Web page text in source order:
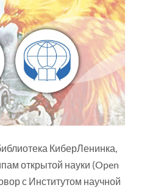
КиберЛенинка,
открытой науки (Open
с Институтом научной